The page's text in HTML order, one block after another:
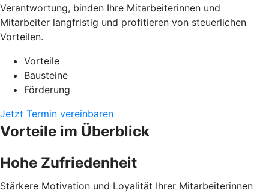
Verantwortung, binden Ihre Mitarbeiterinnen und
Mitarbeiter langfristig und profitieren von steuerlichen
Vorteilen.
Vorteile
Bausteine
Förderung
Jetzt Termin vereinbaren
Vorteile im Überblick
Hohe Zufriedenheit
Stärkere Motivation und Loyalität Ihrer Mitarbeiterinnen